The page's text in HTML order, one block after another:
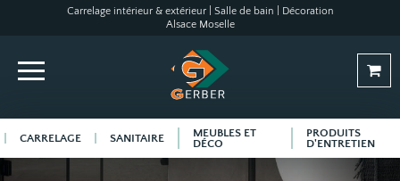
Carrelage intérieur & extérieur | Salle de bain | Décoration
Alsace Moselle
CARRELAGE SANITAIRE
MEUBLES ET
DÉCO
PRODUITS
D'ENTRETIEN